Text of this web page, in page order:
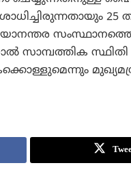
സ്ഥിതി